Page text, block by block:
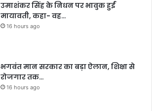
उमाशंकर सिंह के निधन पर भावुक हुईं
मायावती, कहा- वह…
16 hours ago
भगवंत मान सरकार का बड़ा ऐलान, शिक्षा से
रोजगार तक…
16 hours ago